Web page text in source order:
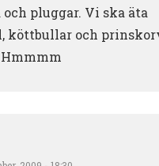
och pluggar. Vi ska äta
köttbullar och